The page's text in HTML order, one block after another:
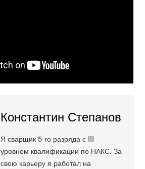
Константин Степанов
Я сварщик 5-го разряда с III
уровнем квалификации по НАКС. За
свою карьеру я работал на